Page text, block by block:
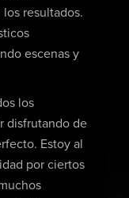
resultados.
escenas y
los
disfrutando de
Estoy al
por ciertos